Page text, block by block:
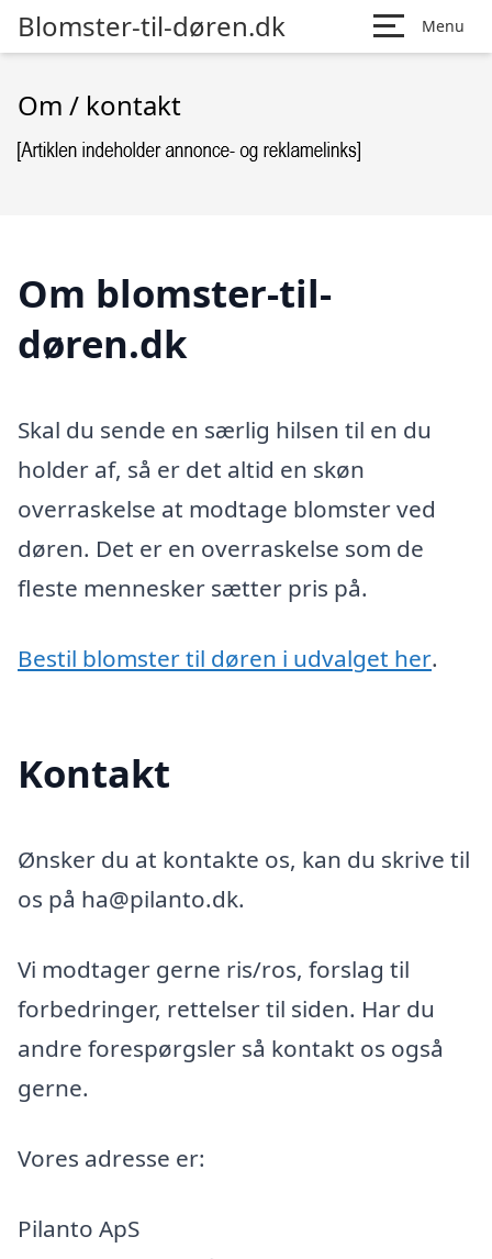
Blomster-til-døren.dk Menu
Om / kontakt
Om blomster-til-
døren.dk
Skal du sende en særlig hilsen til en du
holder af, så er det altid en skøn
overraskelse at modtage blomster ved
døren. Det er en overraskelse som de
fleste mennesker sætter pris på.
Bestil blomster til døren i udvalget her.
Kontakt
Ønsker du at kontakte os, kan du skrive til
os på ha@pilanto.dk.
Vi modtager gerne ris/ros, forslag til
forbedringer, rettelser til siden. Har du
andre forespørgsler så kontakt os også
gerne.
Vores adresse er:
Pilanto ApS